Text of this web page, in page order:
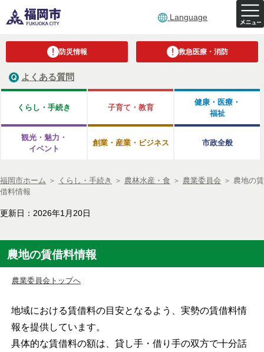
Language
防災情報 救急医療・消防
よくある質問
くらし・手続き 子育て・教育
健康・医療・
福祉
観光・魅力・
イベント
創業・産業・ビジネス 市政全般
福岡市ホーム ＞ くらし・手続き ＞ 農林水産・食 ＞ 農業委員会 ＞ 農地の賃
借料情報
更新日：2026年1月20日
農地の賃借料情報
農業委員会トップへ
地域における賃借料の目安となるよう、実勢の賃借料情
報を提供しています。
具体的な賃借料の額は、貸し手・借り手の双方で十分話